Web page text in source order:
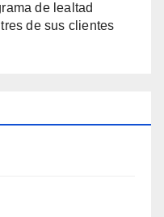
de lealtad
de sus clientes